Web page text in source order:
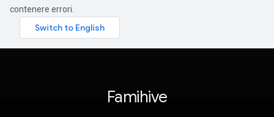
contenere errori.
Famihive